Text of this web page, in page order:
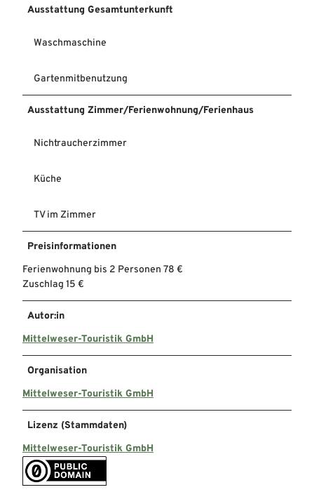
Ausstattung Gesamtunterkunft
Waschmaschine
Gartenmitbenutzung
Ausstattung Zimmer/Ferienwohnung/Ferienhaus
Nichtraucherzimmer
Küche
TV im Zimmer
Preisinformationen
Ferienwohnung bis 2 Personen 78 €
Zuschlag 15 €
Autor:in
Mittelweser-Touristik GmbH
Organisation
Mittelweser-Touristik GmbH
Lizenz (Stammdaten)
Mittelweser-Touristik GmbH